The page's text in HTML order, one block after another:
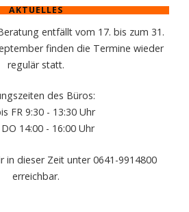
AKTUELLES
entfällt vom 17. bis zum 31.
finden die Termine wieder
regulär statt.
des Büros:
FR 9:30 - 13:30 Uhr
14:00 - 16:00 Uhr
in dieser Zeit unter 0641-9914800
erreichbar.